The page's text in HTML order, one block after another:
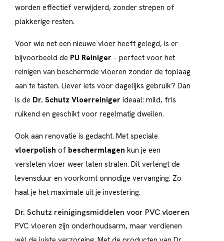
worden effectief verwijderd, zonder strepen of
plakkerige resten.
Voor wie net een nieuwe vloer heeft gelegd, is er
bijvoorbeeld de PU Reiniger – perfect voor het
reinigen van beschermde vloeren zonder de toplaag
aan te tasten. Liever iets voor dagelijks gebruik? Dan
is de Dr. Schutz Vloerreiniger ideaal: mild, fris
ruikend en geschikt voor regelmatig dweilen.
Ook aan renovatie is gedacht. Met speciale
vloerpolish of beschermlagen kun je een
versleten vloer weer laten stralen. Dit verlengt de
levensduur en voorkomt onnodige vervanging. Zo
haal je het maximale uit je investering.
Dr. Schutz reinigingsmiddelen voor PVC vloeren
PVC vloeren zijn onderhoudsarm, maar verdienen